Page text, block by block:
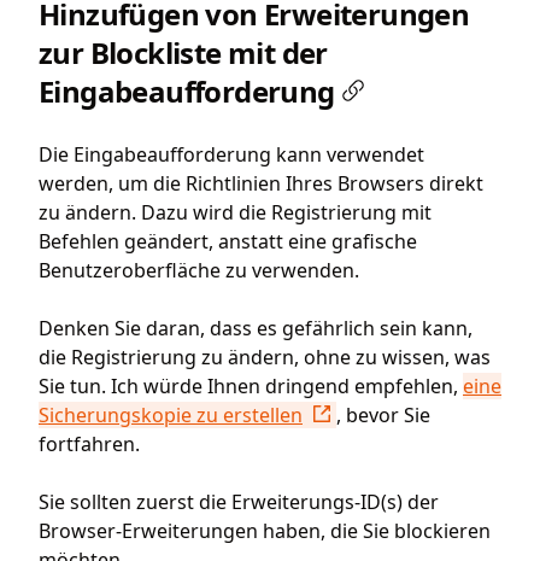
Hinzufügen von Erweiterungen
zur Blockliste mit der
Eingabeaufforderung
Die Eingabeaufforderung kann verwendet
werden, um die Richtlinien Ihres Browsers direkt
zu ändern. Dazu wird die Registrierung mit
Befehlen geändert, anstatt eine grafische
Benutzeroberfläche zu verwenden.
Denken Sie daran, dass es gefährlich sein kann,
die Registrierung zu ändern, ohne zu wissen, was
Sie tun. Ich würde Ihnen dringend empfehlen, eine
Sicherungskopie zu erstellen
, bevor Sie
fortfahren.
Sie sollten zuerst die Erweiterungs-ID(s) der
Browser-Erweiterungen haben, die Sie blockieren